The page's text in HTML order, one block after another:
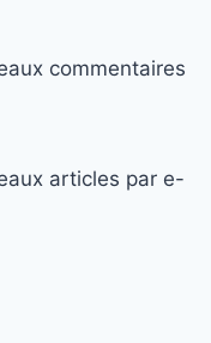
commentaires
articles par e-